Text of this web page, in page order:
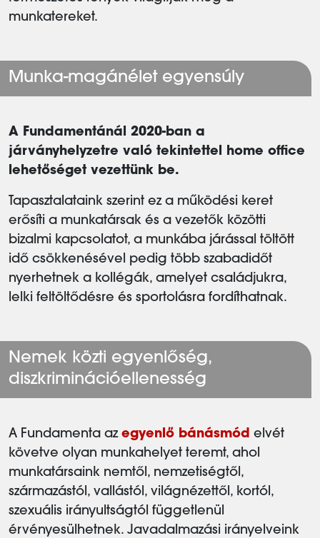
munkatereket.
Munka-magánélet egyensúly
A Fundamentánál 2020-ban a
járványhelyzetre való tekintettel home office
lehetőséget vezettünk be.
Tapasztalataink szerint ez a működési keret
erősíti a munkatársak és a vezetők közötti
bizalmi kapcsolatot, a munkába járással töltött
idő csökkenésével pedig több szabadidőt
nyerhetnek a kollégák, amelyet családjukra,
lelki feltöltődésre és sportolásra fordíthatnak.
Nemek közti egyenlőség,
diszkriminációellenesség
A Fundamenta az egyenlő bánásmód elvét
követve olyan munkahelyet teremt, ahol
munkatársaink nemtől, nemzetiségtől,
származástól, vallástól, világnézettől, kortól,
szexuális irányultságtól függetlenül
érvényesülhetnek. Javadalmazási irányelveink